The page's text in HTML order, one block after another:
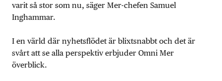
varit så stor som nu, säger Mer-chefen Samuel
Inghammar.
I en värld där nyhetsflödet är blixtsnabbt och det är
svårt att se alla perspektiv erbjuder Omni Mer
överblick.